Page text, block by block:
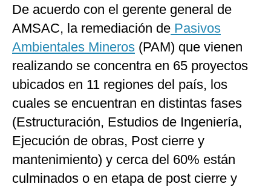
De acuerdo con el gerente general de
AMSAC, la remediación de Pasivos
Ambientales Mineros (PAM) que vienen
realizando se concentra en 65 proyectos
ubicados en 11 regiones del país, los
cuales se encuentran en distintas fases
(Estructuración, Estudios de Ingeniería,
Ejecución de obras, Post cierre y
mantenimiento) y cerca del 60% están
culminados o en etapa de post cierre y